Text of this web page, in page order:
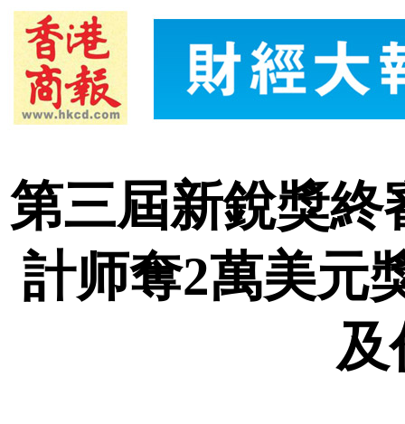
第三屆新銳獎終
計师奪2萬美元
及